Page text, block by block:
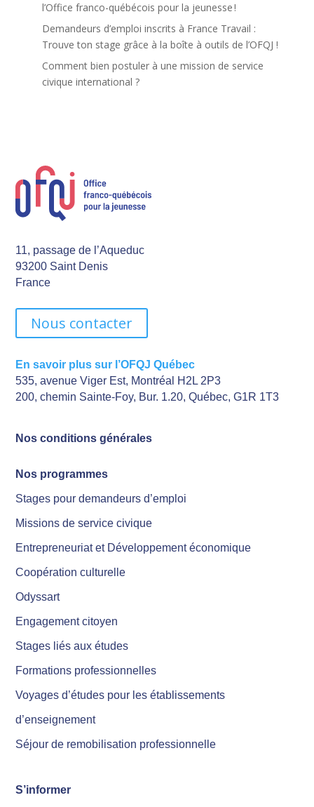
l’Office franco-québécois pour la jeunesse !
Demandeurs d’emploi inscrits à France Travail :
Trouve ton stage grâce à la boîte à outils de l’OFQJ !
Comment bien postuler à une mission de service
civique international ?
11, passage de l’Aqueduc
93200 Saint Denis
France
Nous contacter
En savoir plus sur l’OFQJ Québec
535, avenue Viger Est, Montréal H2L 2P3
200, chemin Sainte-Foy, Bur. 1.20, Québec, G1R 1T3
Nos conditions générales
Nos programmes
Stages pour demandeurs d’emploi
Missions de service civique
Entrepreneuriat et Développement économique
Coopération culturelle
Odyssart
Engagement citoyen
Stages liés aux études
Formations professionnelles
Voyages d’études pour les établissements
d’enseignement
Séjour de remobilisation professionnelle
S’informer